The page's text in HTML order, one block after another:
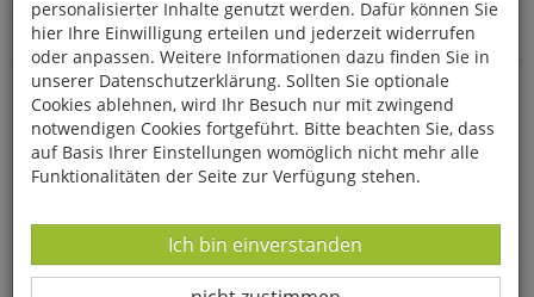
Startseite Bücher Downloads
Zeitschriften
Der Falke
Das Donaumoos und die Donauaue bei
Günzburg in Bayern
personalisierter Inhalte genutzt werden. Dafür können Sie
hier Ihre Einwilligung erteilen und jederzeit widerrufen
oder anpassen. Weitere Informationen dazu finden Sie in
unserer Datenschutzerklärung. Sollten Sie optionale
Cookies ablehnen, wird Ihr Besuch nur mit zwingend
notwendigen Cookies fortgeführt. Bitte beachten Sie, dass
auf Basis Ihrer Einstellungen womöglich nicht mehr alle
Funktionalitäten der Seite zur Verfügung stehen.
Datenverarbeitung -
Ich bin einverstanden